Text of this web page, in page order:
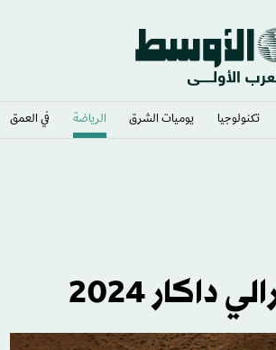
تكنولوجيا يوميات الشرق​ الرياضة في العمق